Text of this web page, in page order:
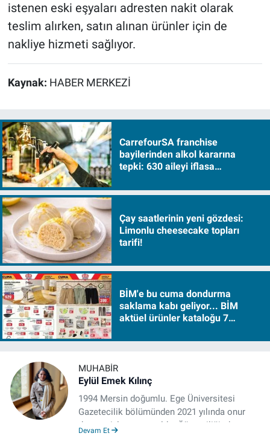
istenen eski eşyaları adresten nakit olarak
teslim alırken, satın alınan ürünler için de
nakliye hizmeti sağlıyor.
Kaynak: HABER MERKEZİ
CarrefourSA franchise
bayilerinden alkol kararına
tepki: 630 aileyi iflasa
Çay saatlerinin yeni gözdesi:
Limonlu cheesecake topları
tarifi!
BİM'e bu cuma dondurma
saklama kabı geliyor... BİM
aktüel ürünler kataloğu 7
MUHABIR
Eylül Emek Kılınç
1994 Mersin doğumlu. Ege Üniversitesi
Gazetecilik bölümünden 2021 yılında onur
derecesiyle mezun oldu. Öğrenciliğinde
Devam Et